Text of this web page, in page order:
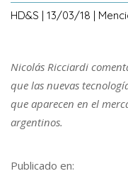
HD&S | 13/03/18 |
Nicolás Ricciardi
que las nuevas
que aparecen en el
argentinos.
Publicado en: